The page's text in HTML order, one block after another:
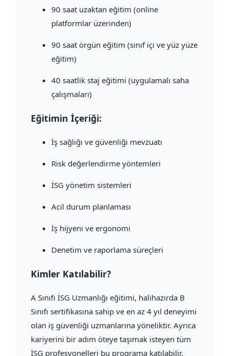
90 saat uzaktan eğitim (online
platformlar üzerinden)
90 saat örgün eğitim (sınıf içi ve yüz yüze
eğitim)
40 saatlik staj eğitimi (uygulamalı saha
çalışmaları)
Eğitimin İçeriği:
İş sağlığı ve güvenliği mevzuatı
Risk değerlendirme yöntemleri
İSG yönetim sistemleri
Acil durum planlaması
İş hijyeni ve ergonomi
Denetim ve raporlama süreçleri
Kimler Katılabilir?
A Sınıfı İSG Uzmanlığı eğitimi, halihazırda B
Sınıfı sertifikasına sahip ve en az 4 yıl deneyimi
olan iş güvenliği uzmanlarına yöneliktir. Ayrıca
kariyerini bir adım öteye taşımak isteyen tüm
İSG profesyonelleri bu programa katılabilir.